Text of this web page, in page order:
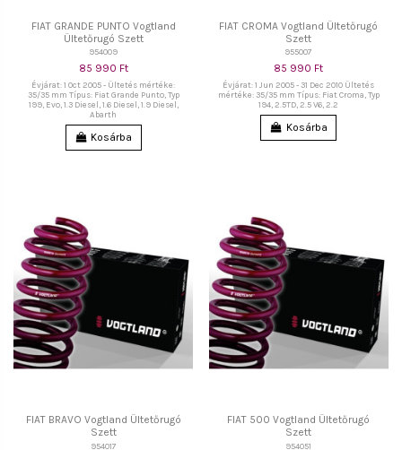
FIAT GRANDE PUNTO Vogtland
Ültetőrugó Szett
954009
85 990 Ft
Évjárat: 1 Oct 2005 - Ültetés mértéke:
35/35 mm Típus: Fiat Grande Punto, Typ
199, Evo, 1.3 Diesel, 1.6 Diesel, 1.9 Diesel,
Abarth
Kosárba
FIAT CROMA Vogtland Ültetőrugó
Szett
955007
85 990 Ft
Évjárat: 1 Jun 2005 - 31 Dec 2010 Ültetés
mértéke: 35/35 mm Típus: Fiat Croma, Typ
194, 2.5TD, 2.5 V6, 2.2
Kosárba
FIAT BRAVO Vogtland Ültetőrugó
Szett
954017
FIAT 500 Vogtland Ültetőrugó
Szett
954051